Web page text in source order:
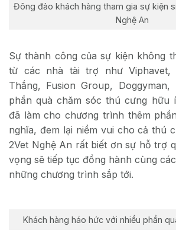
Đông đảo khách hàng tham gia sự kiện
Nghệ An
Sự thành công của sự kiện không
từ các nhà tài trợ như Viphavet,
Thắng, Fusion Group, Doggyman,
phần quà chăm sóc thú cưng hữu
đã làm cho chương trình thêm
nghĩa, đem lại niềm vui cho cả thú
2Vet Nghệ An rất biết ơn sự hỗ trợ
vọng sẽ tiếp tục đồng hành cùng
những chương trình sắp tới.
Khách hàng háo hức với nhiều phần